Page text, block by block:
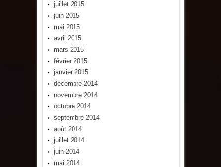
juillet 2015
juin 2015
mai 2015
avril 2015
mars 2015
février 2015
janvier 2015
décembre 2014
novembre 2014
octobre 2014
septembre 2014
août 2014
juillet 2014
juin 2014
mai 2014